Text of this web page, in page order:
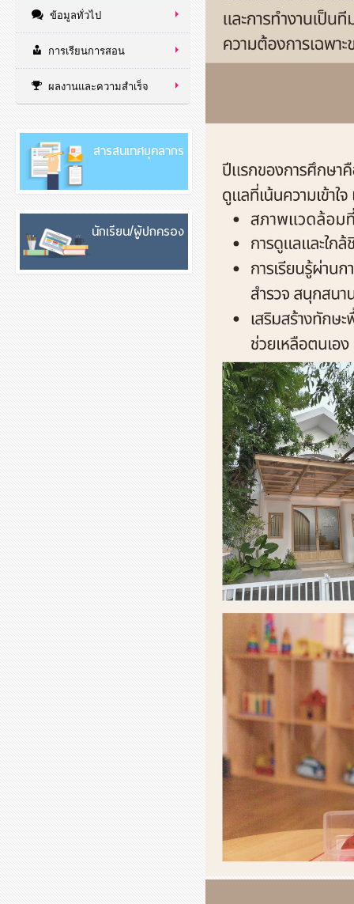
ข้อมูลทั่วไป
การเรียนการสอน
ผลงานและความสำเร็จ
สารสนเทศบุคลากร
นักเรียน/ผู้ปกครอง